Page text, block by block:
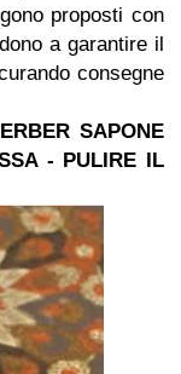
proposti con
a garantire il
consegne
SAPONE
- PULIRE IL